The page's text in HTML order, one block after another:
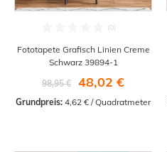
Fototapete Grafisch Linien Creme
Schwarz 39894-1
98,95 €
48,02 €
Grundpreis: 4,62 € / Quadratmeter